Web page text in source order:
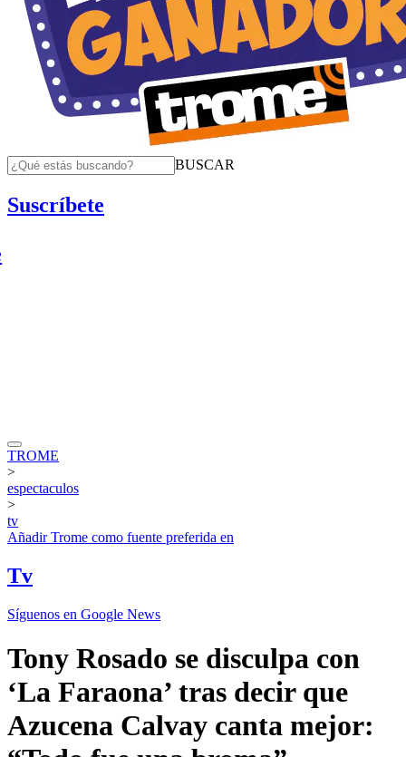
BUSCAR
Suscríbete
TROME
>
espectaculos
>
tv
AñadirTrome como fuente preferida en
Tv
Síguenos en Google News
Tony Rosado se disculpa con
‘La Faraona’ tras decir que
Azucena Calvay canta mejor: